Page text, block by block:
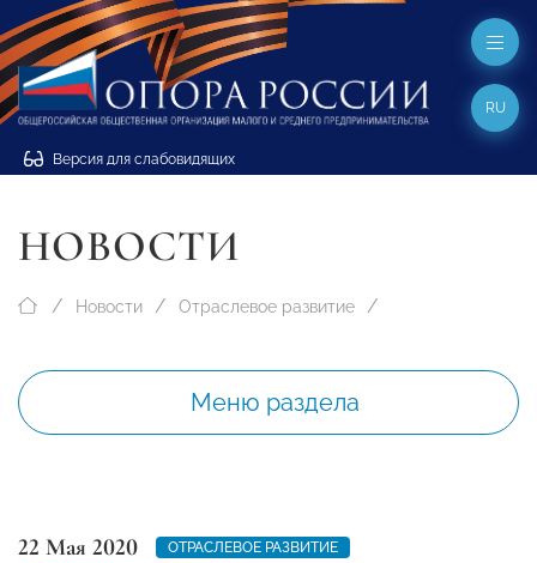
Версия для слабовидящих
RU
НОВОСТИ
Новости Отраслевое развитие
Меню раздела
22 Мая 2020
ОТРАСЛЕВОЕ РАЗВИТИЕ